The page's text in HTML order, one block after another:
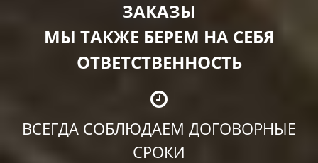
ЗАКАЗЫ
МЫ ТАКЖЕ БЕРЕМ НА СЕБЯ
ОТВЕТСТВЕННОСТЬ
ВСЕГДА СОБЛЮДАЕМ ДОГОВОРНЫЕ
СРОКИ